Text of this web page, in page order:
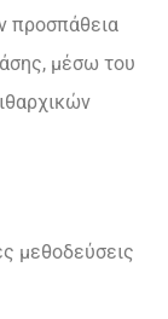
προσπάθεια
μέσω του
μεθοδεύσεις